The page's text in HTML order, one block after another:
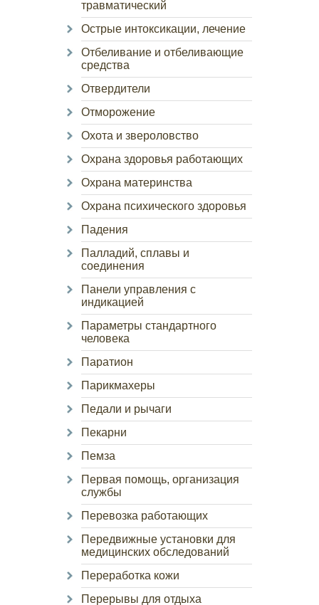
травматический
Острые интоксикации, лечение
Отбеливание и отбеливающие
средства
Отвердители
Отморожение
Охота и звероловство
Охрана здоровья работающих
Охрана материнства
Охрана психического здоровья
Падения
Палладий, сплавы и
соединения
Панели управления с
индикацией
Параметры стандартного
человека
Паратион
Парикмахеры
Педали и рычаги
Пекарни
Пемза
Первая помощь, организация
службы
Перевозка работающих
Передвижные установки для
медицинских обследований
Переработка кожи
Перерывы для отдыха